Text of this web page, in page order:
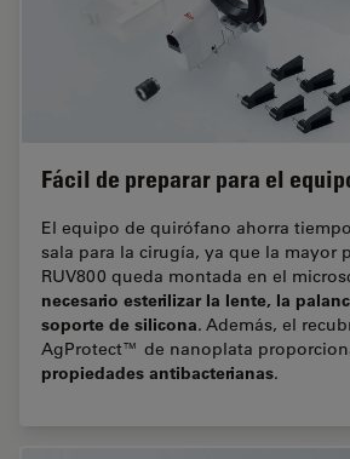
Fácil de preparar para el
El equipo de quirófano ahorra
sala para la cirugía, ya que la mayor
RUV800 queda montada en el
necesario esterilizar la lente, la
soporte de silicona. Además, el
AgProtect™ de nanoplata
propiedades antibacterianas.